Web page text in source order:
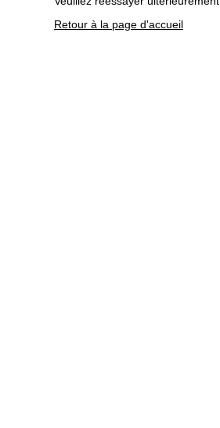
Retour à la page d'accueil